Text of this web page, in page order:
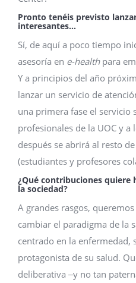
Pronto tenéis previsto
interesantes…
Sí, de aquí a poco tiempo
asesoría en e-healthpara
Y a principios del año
lanzar un servicio de
una primera fase el servicio
profesionales de la UOC y
después se abrirá al resto
(estudiantes y profesores
¿Qué contribuciones quiere
la sociedad?
A grandes rasgos,
cambiar el paradigma de la
centrado en la enfermedad,
protagonista de su salud.
deliberativa ‒y no tan